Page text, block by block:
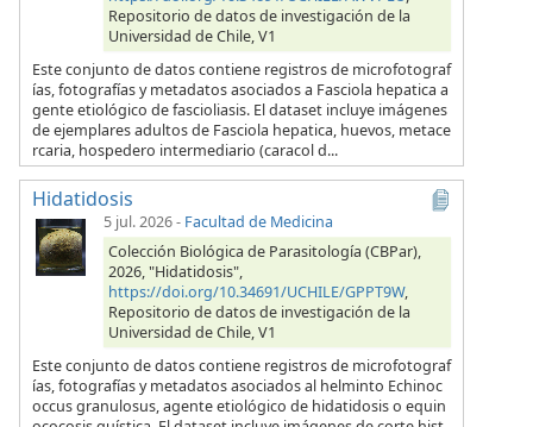
Repositorio de datos de investigación de la
Universidad de Chile, V1
Este conjunto de datos contiene registros de microfotograf
ías, fotografías y metadatos asociados a Fasciola hepatica a
gente etiológico de fascioliasis. El dataset incluye imágenes
de ejemplares adultos de Fasciola hepatica, huevos, metace
rcaria, hospedero intermediario (caracol d...
Hidatidosis
5 jul. 2026- Facultad de Medicina
Colección Biológica de Parasitología (CBPar),
2026, "Hidatidosis",
https://doi.org/10.34691/UCHILE/GPPT9W,
Repositorio de datos de investigación de la
Universidad de Chile, V1
Este conjunto de datos contiene registros de microfotograf
ías, fotografías y metadatos asociados al helminto Echinoc
occus granulosus, agente etiológico de hidatidosis o equin